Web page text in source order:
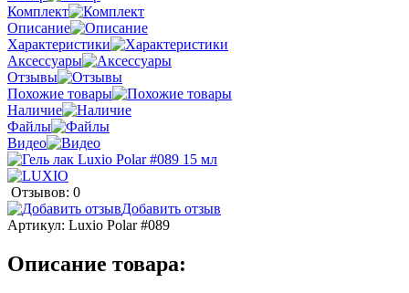
Комплект
Описание
Характеристики
Аксессуары
Отзывы
Похожие товары
Наличие
Файлы
Видео
Отзывов: 0
Добавить отзыв
Артикул: Luxio Polar #089
Описание товара: